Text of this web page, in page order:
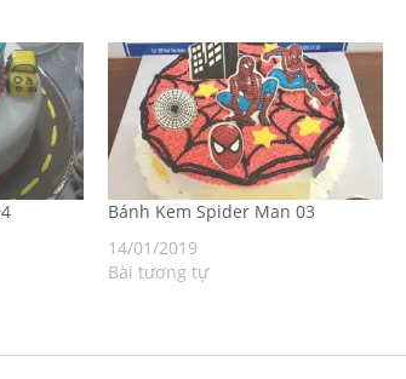
Bánh Kem Spider Man 03
14/01/2019
Bài tương tự